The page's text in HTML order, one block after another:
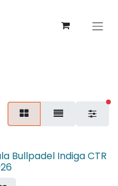
Bullpadel Indiga CTR